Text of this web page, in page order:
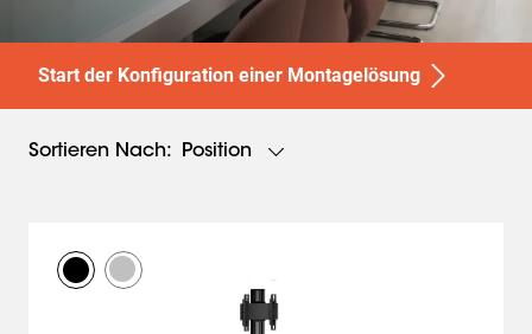
Start der Konfiguration einer Montagelösung
Sortieren Nach: Position